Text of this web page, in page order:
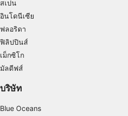
สเปน
อินโดนีเซีย
ฟลอริดา
ฟิลิปปินส์
เม็กซิโก
มัลดีฟส์
บริษัท
Blue Oceans
คุณสมบัติพิเศษของ IAB:
Use precise geolocation data
actively requested
วัตถุประสงค์ในการประมวลผลที่ไม่ใช่ของ IAB: